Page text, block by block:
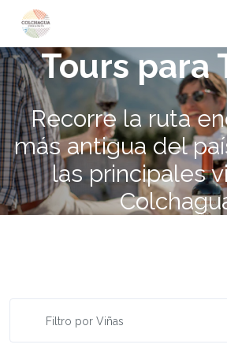
Tours para
Recorre la ruta
más antigua del
las principales
Filtro por Viñas